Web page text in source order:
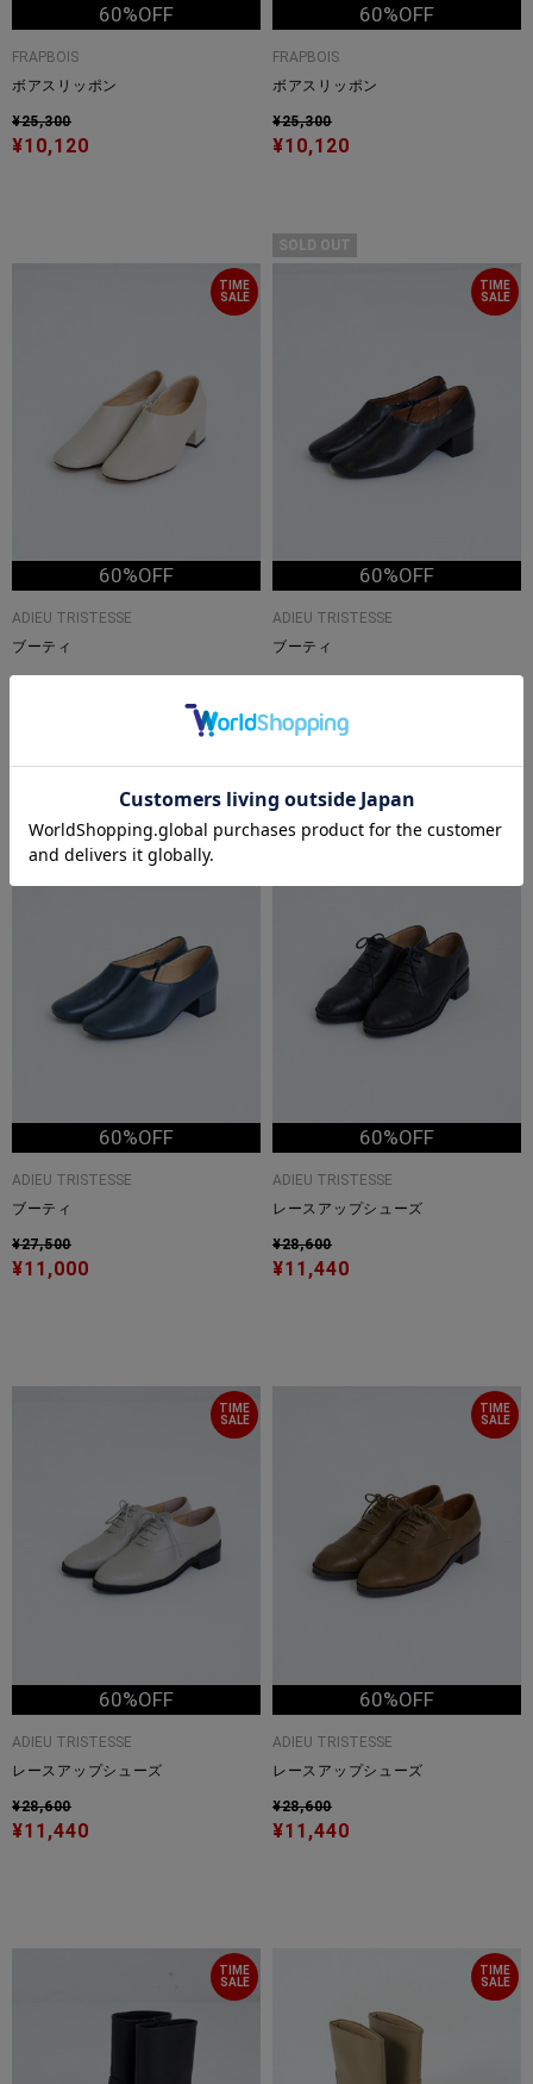
60%OFF
FRAPBOIS
ボアスリッポン
¥25,300
¥10,120
60%OFF
FRAPBOIS
ボアスリッポン
¥25,300
¥10,120
TIME
SALE
60%OFF
ADIEU TRISTESSE
ブーティ
SOLD OUT
TIME
SALE
60%OFF
ADIEU TRISTESSE
ブーティ
60%OFF
ADIEU TRISTESSE
ブーティ
¥27,500
¥11,000
60%OFF
ADIEU TRISTESSE
レースアップシューズ
¥28,600
¥11,440
TIME
SALE
60%OFF
ADIEU TRISTESSE
レースアップシューズ
¥28,600
¥11,440
TIME
SALE
60%OFF
ADIEU TRISTESSE
レースアップシューズ
¥28,600
¥11,440
TIME
SALE
TIME
SALE